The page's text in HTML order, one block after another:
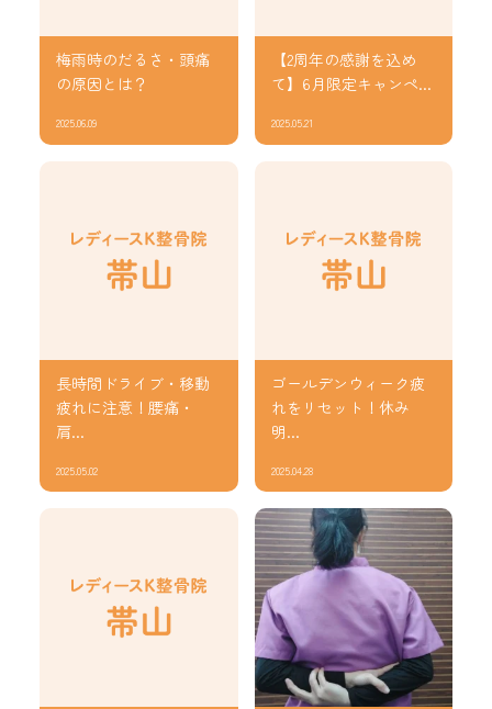
梅雨時のだるさ・頭痛
の原因とは？
2025.06.09
【2周年の感謝を込め
て】6月限定キャンペ...
2025.05.21
長時間ドライブ・移動
疲れに注意！腰痛・
肩...
2025.05.02
ゴールデンウィーク疲
れをリセット！休み
明...
2025.04.28